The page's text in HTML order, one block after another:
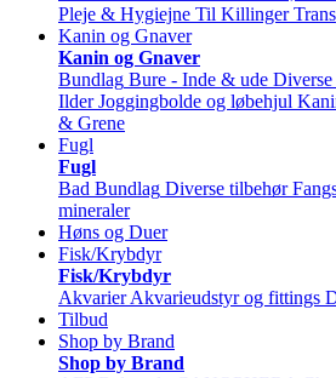
Pleje & Hygiejne Til Killinger
Kanin og Gnaver
Kanin og Gnaver
Bundlag Bure - Inde & ude
Ilder Joggingbolde og løbehjul
& Grene
Fugl
Fugl
Bad Bundlag Diverse tilbehør
mineraler
Høns og Duer
Fisk/Krybdyr
Fisk/Krybdyr
Akvarier Akvarieudstyr og fittings
Tilbud
Shop by Brand
Shop by Brand